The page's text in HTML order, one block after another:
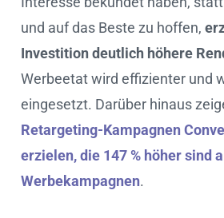
und auf das Beste zu hoffen,
Investition deutlich höhere
Werbeetat wird effizienter und
eingesetzt. Darüber hinaus
Retargeting-Kampagnen
erzielen, die 147 % höher sind
Werbekampagnen.